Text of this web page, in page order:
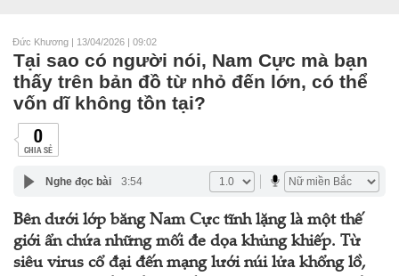
Đức Khương | 13/04/2026 | 09:02
Tại sao có người nói, Nam Cực mà bạn
thấy trên bản đồ từ nhỏ đến lớn, có thể
vốn dĩ không tồn tại?
0
CHIA SẺ
Nghe đọc bài 3:54
Bên dưới lớp băng Nam Cực tĩnh lặng là một thế
giới ẩn chứa những mối đe dọa khủng khiếp. Từ
siêu virus cổ đại đến mạng lưới núi lửa khổng lồ,